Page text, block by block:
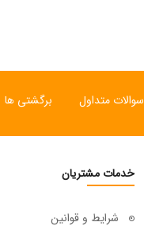
سوالات متداول برگشتی ها
خدمات مشتریان
شرایط و قوانین